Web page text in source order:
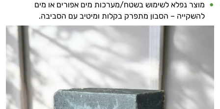
מוצר נפלא לשימוש בשטח/מערכות מים אפורים או מים
להשקייה – הסבון מתפרק בקלות ומיטיב עם הסביבה.